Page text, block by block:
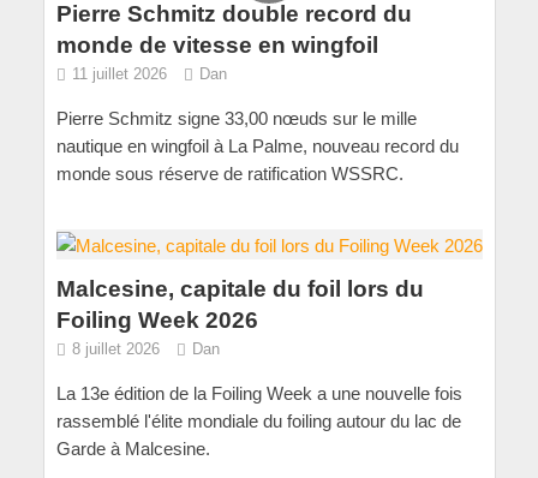
Pierre Schmitz double record du
monde de vitesse en wingfoil
11 juillet 2026 Dan
Pierre Schmitz signe 33,00 nœuds sur le mille
nautique en wingfoil à La Palme, nouveau record du
monde sous réserve de ratification WSSRC.
Malcesine, capitale du foil lors du
Foiling Week 2026
8 juillet 2026 Dan
La 13e édition de la Foiling Week a une nouvelle fois
rassemblé l'élite mondiale du foiling autour du lac de
Garde à Malcesine.